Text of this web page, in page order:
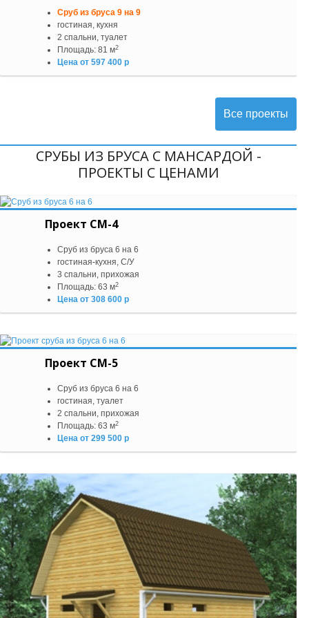
Сруб из бруса 9 на 9
гостиная, кухня
2 спальни, туалет
Площадь: 81 м2
Цена от 597 400 р
Все проекты
СРУБЫ ИЗ БРУСА С МАНСАРДОЙ -
ПРОЕКТЫ С ЦЕНАМИ
Проект СМ-4
Сруб из бруса 6 на 6
гостиная-кухня, С/У
3 спальни, прихожая
Площадь: 63 м2
Цена от 308 600 р
Проект СМ-5
Сруб из бруса 6 на 6
гостиная, туалет
2 спальни, прихожая
Площадь: 63 м2
Цена от 299 500 р